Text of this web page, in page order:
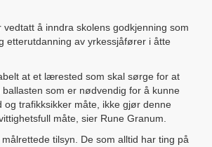
vedtatt å inndra skolens godkjenning som
etterutdanning av yrkessjåfører i åtte
at et lærested som skal sørge for at
som er nødvendig for å kunne
og trafikksikker måte, ikke gjør denne
måte, sier Rune Granum.
tilsyn. De som alltid har ting på